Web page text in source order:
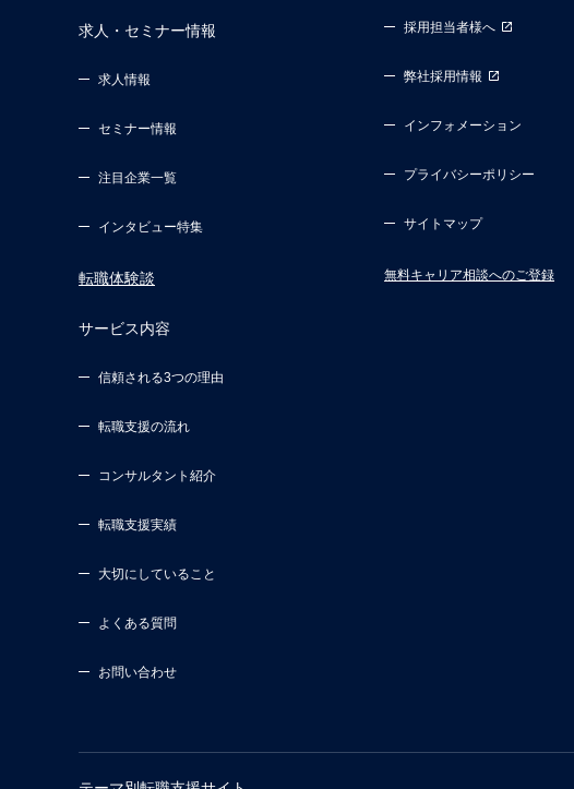
求人・セミナー情報
求人情報
セミナー情報
注目企業一覧
インタビュー特集
転職体験談
サービス内容
信頼される3つの理由
転職支援の流れ
コンサルタント紹介
転職支援実績
大切にしていること
よくある質問
お問い合わせ
採用担当者様へ
弊社採用情報
インフォメーション
プライバシーポリシー
サイトマップ
無料キャリア相談へのご登録